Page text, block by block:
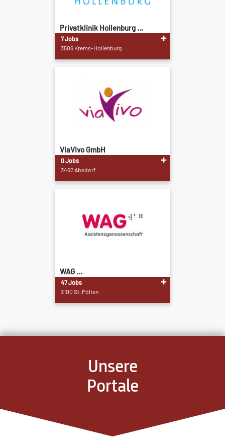
Privatklinik Hollenburg ...
7 Jobs
3506 Krems-Hollenburg
ViaVivo GmbH
0 Jobs
3462 Absdorf
WAG ...
47 Jobs
3100 St. Pölten
Unsere
Portale